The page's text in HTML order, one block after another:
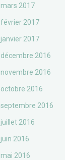
mars 2017
février 2017
janvier 2017
décembre 2016
novembre 2016
octobre 2016
septembre 2016
juillet 2016
juin 2016
mai 2016